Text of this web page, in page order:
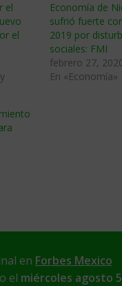
el
el
Economía de
sufrió fuerte
2019 por
sociales: FMI
febrero 27,
En «Economía»
en Forbes Mexico
el miércoles agosto